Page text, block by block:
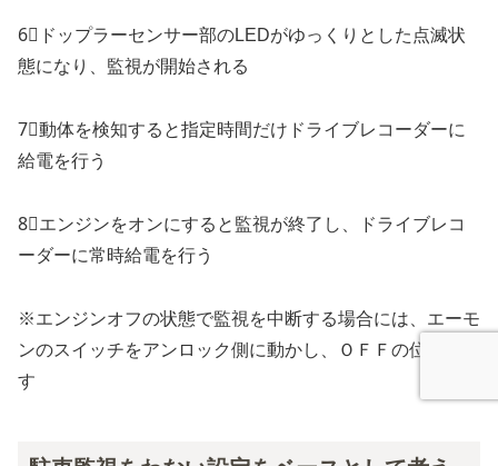
6⃣ドップラーセンサー部のLEDがゆっくりとした点滅状
態になり、監視が開始される
7⃣動体を検知すると指定時間だけドライブレコーダーに
給電を行う
8⃣エンジンをオンにすると監視が終了し、ドライブレコ
ーダーに常時給電を行う
※エンジンオフの状態で監視を中断する場合には、エーモ
ンのスイッチをアンロック側に動かし、ＯＦＦの位置に戻
す